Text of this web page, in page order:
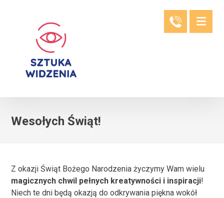
Wesołych Świąt!
Z okazji Świąt Bożego Narodzenia życzymy Wam wielu
magicznych chwil pełnych kreatywności i inspiracji!
Niech te dni będą okazją do odkrywania piękna wokół